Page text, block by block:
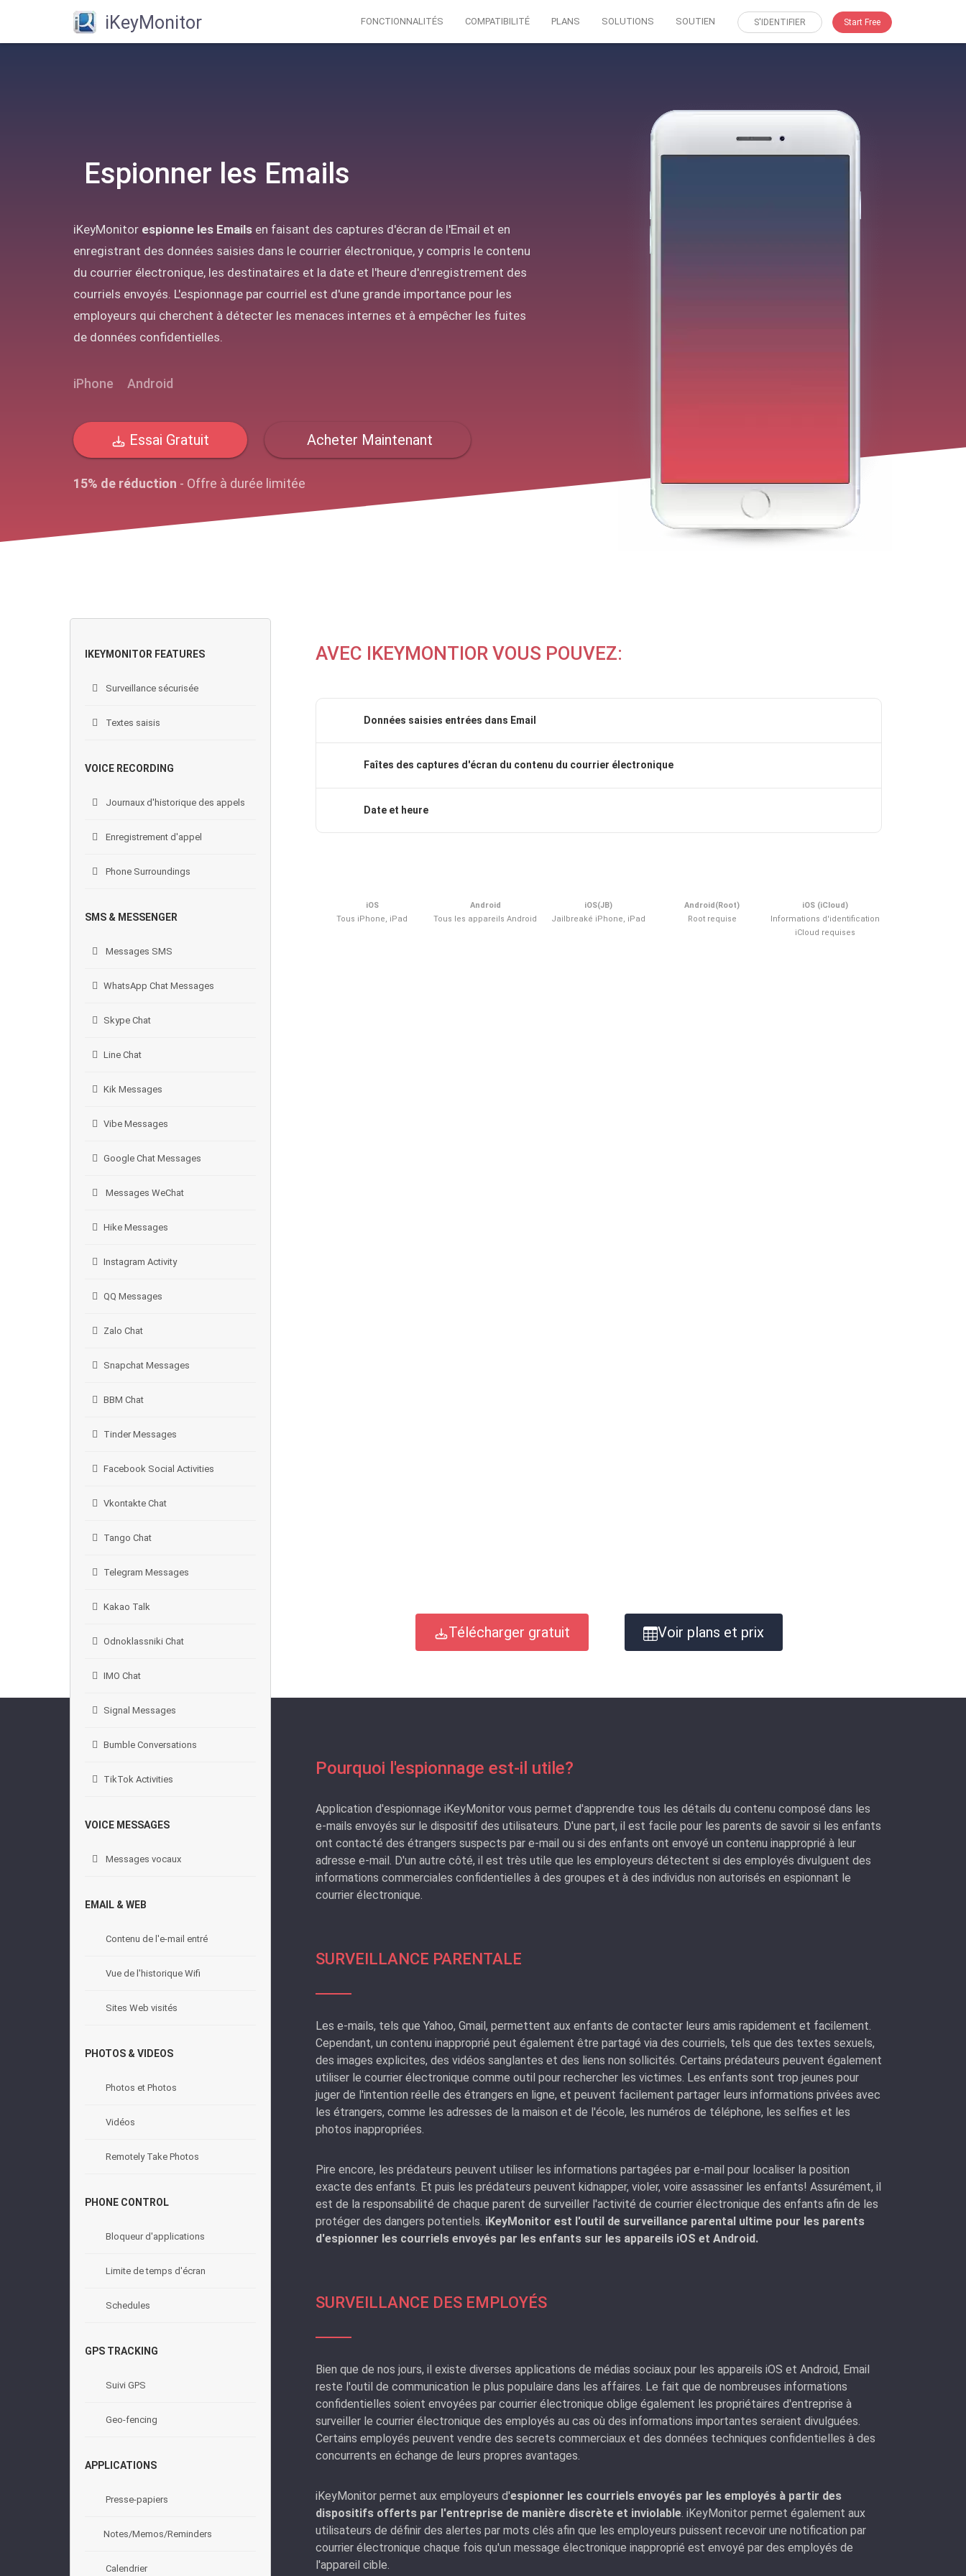
iKeyMonitor FONCTIONNALITÉS COMPATIBILITÉ PLANS SOLUTIONS SOUTIEN S'IDENTIFIER Start Free
Espionner les Emails
iKeyMonitor espionne les Emails en faisant des captures d'écran de l'Email et en
enregistrant des données saisies dans le courrier électronique, y compris le contenu
du courrier électronique, les destinataires et la date et l'heure d'enregistrement des
courriels envoyés. L'espionnage par courriel est d'une grande importance pour les
employeurs qui cherchent à détecter les menaces internes et à empêcher les fuites
de données confidentielles.
iPhone Android
Essai Gratuit Acheter Maintenant
15% de réduction - Offre à durée limitée
AVEC IKEYMONTIOR VOUS POUVEZ:
Données saisies entrées dans Email
Faîtes des captures d'écran du contenu du courrier électronique
Date et heure
iOS
Tous iPhone, iPad
Android
Tous les appareils Android
iOS(JB)
Jailbreaké iPhone, iPad
Android(Root)
Root requise
iOS (iCloud)
Informations d'identification
iCloud requises
Télécharger gratuit Voir plans et prix
Pourquoi l'espionnage est-il utile?
Application d'espionnage iKeyMonitor vous permet d'apprendre tous les détails du contenu composé dans les
e-mails envoyés sur le dispositif des utilisateurs. D'une part, il est facile pour les parents de savoir si les enfants
ont contacté des étrangers suspects par e-mail ou si des enfants ont envoyé un contenu inapproprié à leur
adresse e-mail. D'un autre côté, il est très utile que les employeurs détectent si des employés divulguent des
informations commerciales confidentielles à des groupes et à des individus non autorisés en espionnant le
courrier électronique.
SURVEILLANCE PARENTALE
Les e-mails, tels que Yahoo, Gmail, permettent aux enfants de contacter leurs amis rapidement et facilement.
Cependant, un contenu inapproprié peut également être partagé via des courriels, tels que des textes sexuels,
des images explicites, des vidéos sanglantes et des liens non sollicités. Certains prédateurs peuvent également
utiliser le courrier électronique comme outil pour rechercher les victimes. Les enfants sont trop jeunes pour
juger de l'intention réelle des étrangers en ligne, et peuvent facilement partager leurs informations privées avec
les étrangers, comme les adresses de la maison et de l'école, les numéros de téléphone, les selfies et les
photos inappropriées.
Pire encore, les prédateurs peuvent utiliser les informations partagées par e-mail pour localiser la position
exacte des enfants. Et puis les prédateurs peuvent kidnapper, violer, voire assassiner les enfants! Assurément, il
est de la responsabilité de chaque parent de surveiller l'activité de courrier électronique des enfants afin de les
protéger des dangers potentiels. iKeyMonitor est l'outil de surveillance parental ultime pour les parents
d'espionner les courriels envoyés par les enfants sur les appareils iOS et Android.
SURVEILLANCE DES EMPLOYÉS
Bien que de nos jours, il existe diverses applications de médias sociaux pour les appareils iOS et Android, Email
reste l'outil de communication le plus populaire dans les affaires. Le fait que de nombreuses informations
confidentielles soient envoyées par courrier électronique oblige également les propriétaires d'entreprise à
surveiller le courrier électronique des employés au cas où des informations importantes seraient divulguées.
Certains employés peuvent vendre des secrets commerciaux et des données techniques confidentielles à des
concurrents en échange de leurs propres avantages.
iKeyMonitor permet aux employeurs d'espionner les courriels envoyés par les employés à partir des
dispositifs offerts par l'entreprise de manière discrète et inviolable. iKeyMonitor permet également aux
utilisateurs de définir des alertes par mots clés afin que les employeurs puissent recevoir une notification par
courrier électronique chaque fois qu'un message électronique inapproprié est envoyé par des employés de
l'appareil cible.
IKEYMONITOR FEATURES
Surveillance sécurisée
Textes saisis
VOICE RECORDING
Journaux d'historique des appels
Enregistrement d'appel
Phone Surroundings
SMS & MESSENGER
Messages SMS
WhatsApp Chat Messages
Skype Chat
Line Chat
Kik Messages
Vibe Messages
Google Chat Messages
Messages WeChat
Hike Messages
Instagram Activity
QQ Messages
Zalo Chat
Snapchat Messages
BBM Chat
Tinder Messages
Facebook Social Activities
Vkontakte Chat
Tango Chat
Telegram Messages
Kakao Talk
Odnoklassniki Chat
IMO Chat
Signal Messages
Bumble Conversations
TikTok Activities
VOICE MESSAGES
Messages vocaux
EMAIL & WEB
Contenu de l'e-mail entré
Vue de l'historique Wifi
Sites Web visités
PHOTOS & VIDEOS
Photos et Photos
Vidéos
Remotely Take Photos
PHONE CONTROL
Bloqueur d'applications
Limite de temps d'écran
Schedules
GPS TRACKING
Suivi GPS
Geo-fencing
APPLICATIONS
Presse-papiers
Notes/Memos/Reminders
Calendrier